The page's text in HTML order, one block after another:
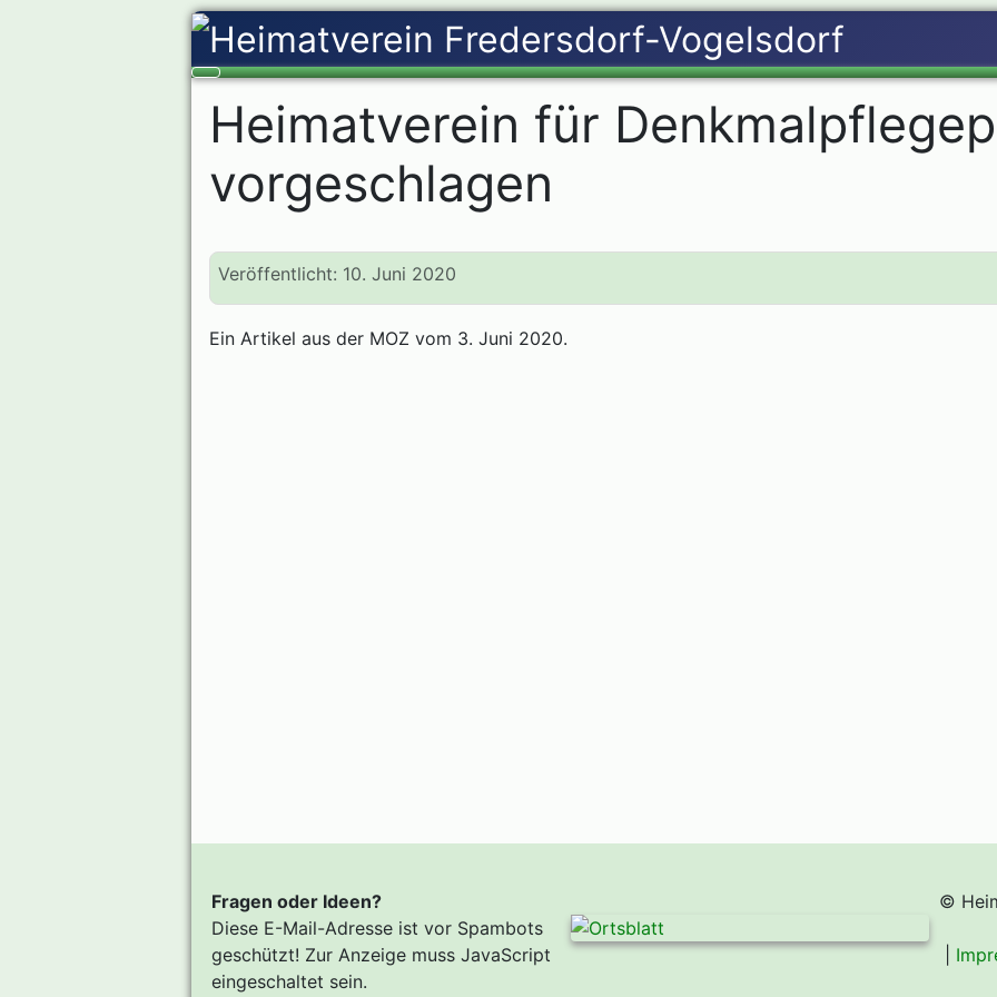
Heimatverein für
vorgeschlagen
Veröffentlicht: 10. Juni 2020
Ein Artikel aus der MOZ vom 3. Juni 2020.
Fragen oder Ideen?
Diese E-Mail-Adresse ist vor Spambots
geschützt! Zur Anzeige muss JavaScript
eingeschaltet sein.
©